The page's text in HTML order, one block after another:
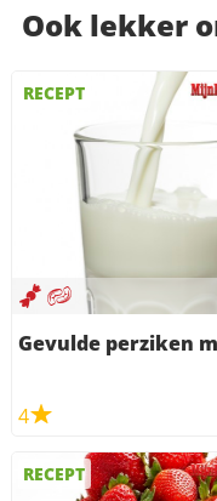
Ook lekker
RECEPT
Gevulde perziken
4
RECEPT